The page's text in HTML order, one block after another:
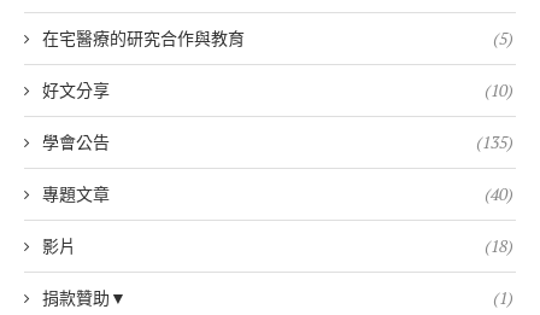
在宅醫療的研究合作與教育 (5)
好文分享 (10)
學會公告 (135)
專題文章 (40)
影片 (18)
捐款贊助▼ (1)